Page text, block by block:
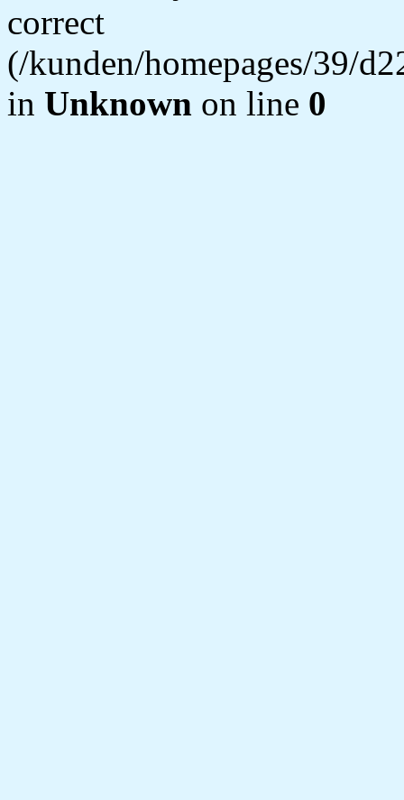
correct
(/kunden/homepages/39/
in Unknown on line 0